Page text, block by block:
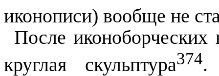
иконописи) вообще не
После иконоборческих
круглая скульптура374.